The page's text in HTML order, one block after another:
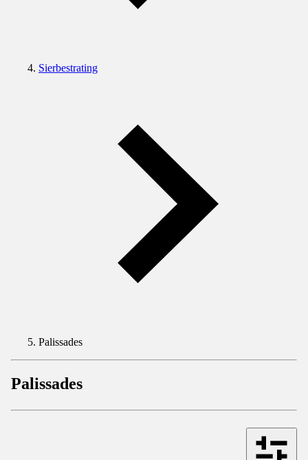
Sierbestrating
Palissades
Palissades